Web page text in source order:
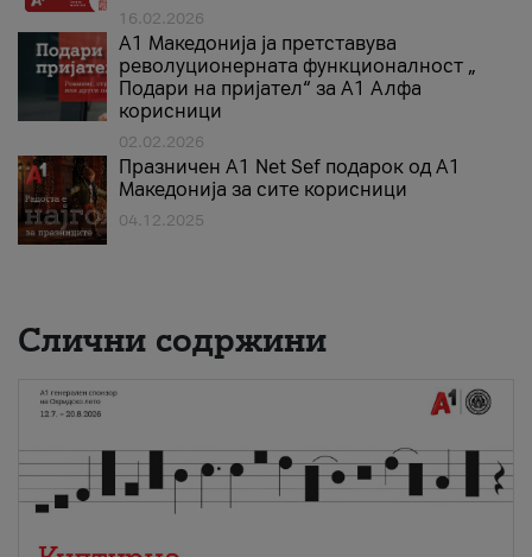
16.02.2026
А1 Македонија ја претставува
револуционерната функционалност „
Подари на пријател“ за А1 Алфа
корисници
02.02.2026
Празничен A1 Net Sеf подарок од А1
Македонија за сите корисници
04.12.2025
Слични содржини